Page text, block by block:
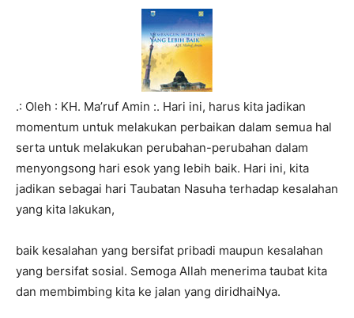
.: Oleh : KH. Ma’ruf Amin :. Hari ini, harus kita jadikan
momentum untuk melakukan perbaikan dalam semua hal
serta untuk melakukan perubahan-perubahan dalam
menyongsong hari esok yang lebih baik. Hari ini, kita
jadikan sebagai hari Taubatan Nasuha terhadap kesalahan
yang kita lakukan,
baik kesalahan yang bersifat pribadi maupun kesalahan
yang bersifat sosial. Semoga Allah menerima taubat kita
dan membimbing kita ke jalan yang diridhaiNya.